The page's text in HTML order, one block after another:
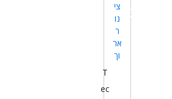
צי
נו
ר
אר
וך
T
ec